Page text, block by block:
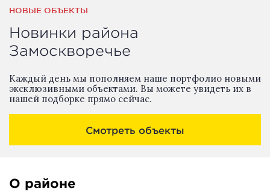
НОВЫЕ ОБЪЕКТЫ
Новинки района
Замоскворечье
Каждый день мы пополняем наше портфолио новыми
эксклюзивными объектами. Вы можете увидеть их в
нашей подборке прямо сейчас.
Смотреть объекты
О районе